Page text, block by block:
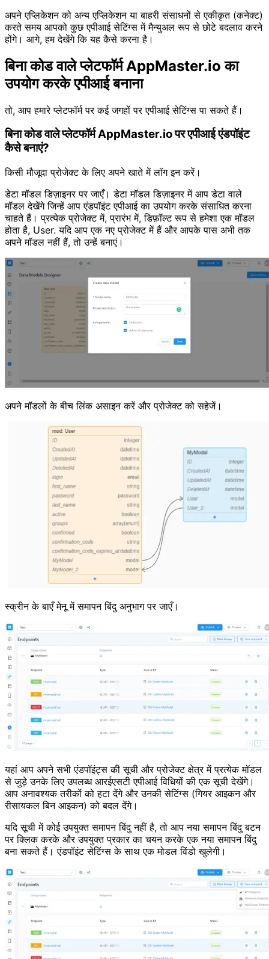
अपने एप्लिकेशन को अन्य एप्लिकेशन या बाहरी संसाधनों से एकीकृत (कनेक्ट)
करते समय आपको कुछ एपीआई सेटिंग्स में मैन्युअल रूप से छोटे बदलाव करने
होंगे। आगे, हम देखेंगे कि यह कैसे करना है।
बिना कोड वाले प्लेटफॉर्म AppMaster.io का
उपयोग करके एपीआई बनाना
तो, आप हमारे प्लेटफॉर्म पर कई जगहों पर एपीआई सेटिंग्स पा सकते हैं।
बिना कोड वाले प्लेटफॉर्म AppMaster.io पर एपीआई एंडपॉइंट
कैसे बनाएं?
किसी मौजूदा प्रोजेक्ट के लिए अपने खाते में लॉग इन करें।
डेटा मॉडल डिज़ाइनर पर जाएँ। डेटा मॉडल डिज़ाइनर में आप डेटा वाले
मॉडल देखेंगे जिन्हें आप एंडपॉइंट एपीआई का उपयोग करके संसाधित करना
चाहते हैं। प्रत्येक प्रोजेक्ट में, प्रारंभ में, डिफ़ॉल्ट रूप से हमेशा एक मॉडल
होता है, User. यदि आप एक नए प्रोजेक्ट में हैं और आपके पास अभी तक
अपने मॉडल नहीं हैं, तो उन्हें बनाएं।
अपने मॉडलों के बीच लिंक असाइन करें और प्रोजेक्ट को सहेजें।
स्क्रीन के बाएँ मेनू में समापन बिंदु अनुभाग पर जाएँ।
यहां आप अपने सभी एंडपॉइंट्स की सूची और प्रोजेक्ट क्षेत्र में प्रत्येक मॉडल
से जुड़े उनके लिए उपलब्ध आरईएसटी एपीआई विधियों की एक सूची देखेंगे।
आप अनावश्यक तरीकों को हटा देंगे और उनकी सेटिंग्स (गियर आइकन और
रीसायकल बिन आइकन) को बदल देंगे।
यदि सूची में कोई उपयुक्त समापन बिंदु नहीं है, तो आप नया समापन बिंदु बटन
पर क्लिक करके और उपयुक्त प्रकार का चयन करके एक नया समापन बिंदु
बना सकते हैं। एंडपॉइंट सेटिंग्स के साथ एक मोडल विंडो खुलेगी।